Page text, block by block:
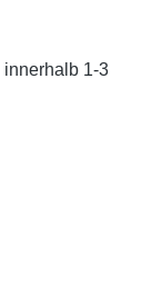
innerhalb 1-3